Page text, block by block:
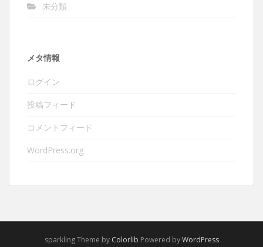
未分類
メタ情報
ログイン
投稿フィード
コメントフィード
WordPress.org
sparkling Theme by Colorlib Powered byWordPress